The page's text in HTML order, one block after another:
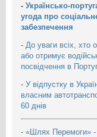
- Українсько-
угода про
забезпечення
- До уваги всіх, хто
або отримує
посвідчення в
- У відпустку в
власним
60 днів
- «Шлях Перемоги» -